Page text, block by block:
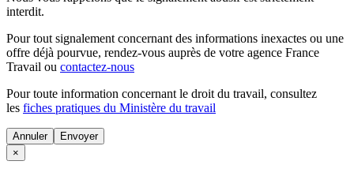
interdit.
Pour tout signalement concernant des informations inexactes ou une
offre déjà pourvue, rendez-vous auprès de votre agence France
Travail ou contactez-nous
Pour toute information concernant le droit du travail, consultez
les fiches pratiques du Ministère du travail
Annuler
×